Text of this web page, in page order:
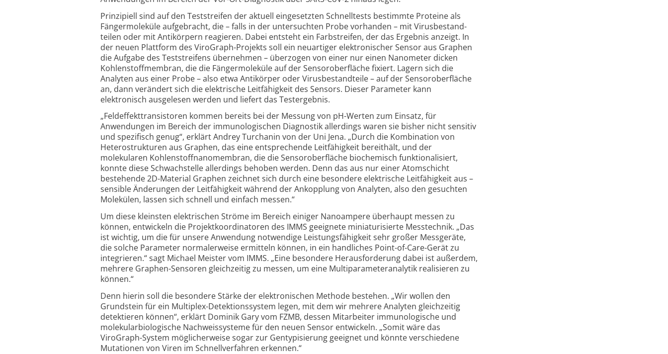
Prinzipiell sind auf den Test­streifen der aktuell einge­setzten Schnell­tests bestimmte Proteine als
Fänger­moleküle aufge­bracht, die – falls in der unter­suchten Probe vorhanden – mit Virus­bestand­
teilen oder mit Anti­körpern reagieren. Dabei entsteht ein Farb­streifen, der das Ergebnis anzeigt. In
der neuen Plattform des ViroGraph-Projekts soll ein neuartiger elektro­nischer Sensor aus Graphen
die Aufgabe des Test­streifens über­nehmen – über­zogen von einer nur einen Nanometer dicken
Kohlen­stoff­membran, die die Fänger­moleküle auf der Sensor­ober­fläche fixiert. Lagern sich die
Analyten aus einer Probe – also etwa Anti­körper oder Virus­bestand­teile – auf der Sensor­ober­fläche
an, dann verändert sich die elektrische Leit­fähig­keit des Sensors. Dieser Parameter kann
elektronisch ausgelesen werden und liefert das Test­ergebnis.
„Feldeffekttransistoren kommen bereits bei der Messung von pH-Werten zum Einsatz, für
Anwendungen im Bereich der immuno­lo­gischen Diagnostik aller­dings waren sie bisher nicht sensitiv
und spezifisch genug“, erklärt Andrey Turchanin von der Uni Jena. „Durch die Kombination von
Hetero­strukturen aus Graphen, das eine entsprechende Leit­fähig­keit bereithält, und der
molekularen Kohlen­stoff­nano­membran, die die Sensor­ober­fläche biochemisch funktio­na­li­siert,
konnte diese Schwach­stelle aller­dings behoben werden. Denn das aus nur einer Atom­schicht
bestehende 2D-Material Graphen zeichnet sich durch eine besondere elektrische Leit­fähig­keit aus –
sensible Änderungen der Leit­fähig­keit während der Ankopplung von Analyten, also den gesuchten
Molekülen, lassen sich schnell und einfach messen.“
Um diese kleinsten elektrischen Ströme im Bereich einiger Nanoampere überhaupt messen zu
können, entwickeln die Projekt­koordi­na­toren des IMMS geeignete miniatu­ri­sierte Messtechnik. „Das
ist wichtig, um die für unsere Anwendung notwendige Leistungs­fähigkeit sehr großer Messgeräte,
die solche Parameter normaler­weise ermitteln können, in ein handliches Point-of-Care-Gerät zu
integrieren.“ sagt Michael Meister vom IMMS. „Eine besondere Heraus­forderung dabei ist außerdem,
mehrere Graphen-Sensoren gleich­zeitig zu messen, um eine Multi­parameter­analytik realisieren zu
können.“
Denn hierin soll die besondere Stärke der elektro­nischen Methode bestehen. „Wir wollen den
Grundstein für ein Multiplex-Detektions­system legen, mit dem wir mehrere Analyten gleich­zeitig
detek­tieren können“, erklärt Dominik Gary vom FZMB, dessen Mitarbeiter immuno­logische und
molekular­bio­logische Nach­weis­systeme für den neuen Sensor entwickeln. „Somit wäre das
ViroGraph-System möglicher­weise sogar zur Gen­typi­sierung geeignet und könnte verschiedene
Mutationen von Viren im Schnell­verfahren erkennen.“